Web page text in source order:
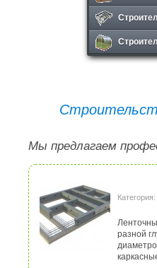
Мы предлагаем
Категория:
разной